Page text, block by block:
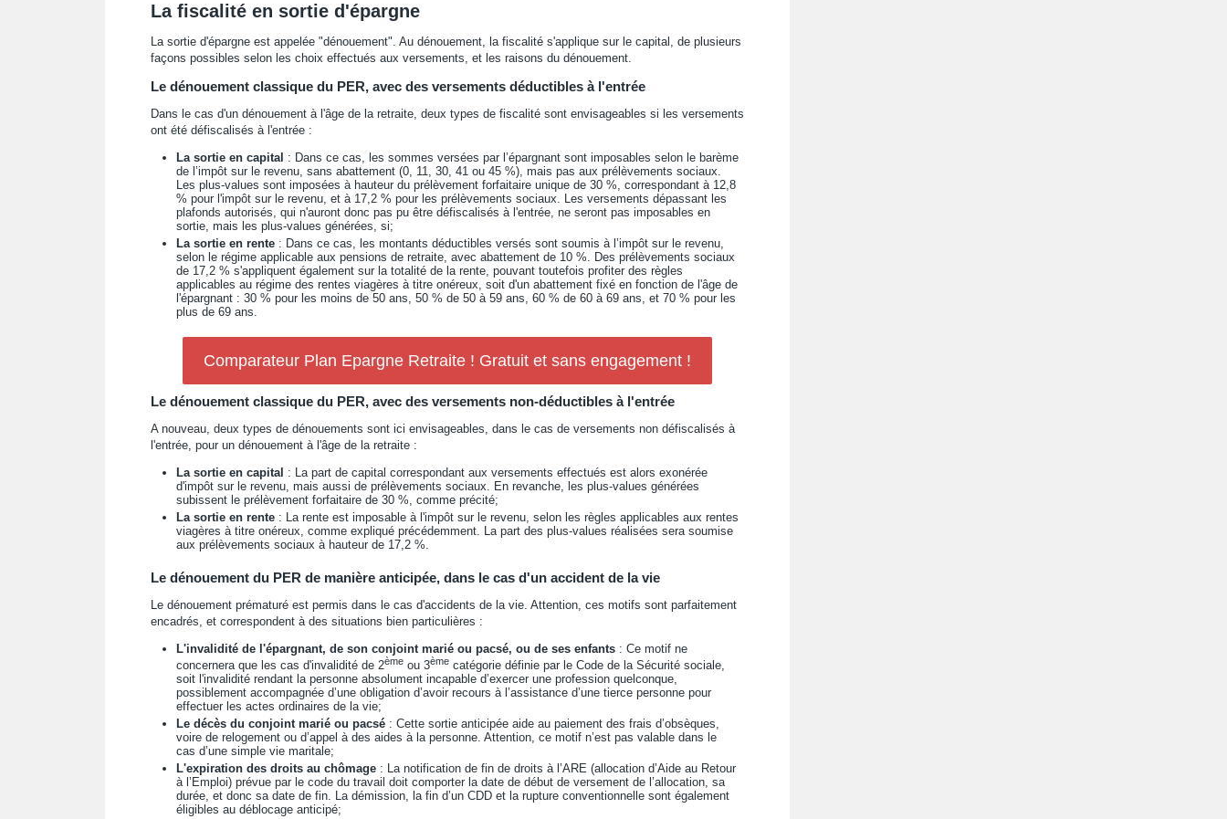
La fiscalité en sortie d'épargne
La sortie d'épargne est appelée "dénouement". Au dénouement, la fiscalité s'applique sur le capital, de plusieurs
façons possibles selon les choix effectués aux versements, et les raisons du dénouement.
Le dénouement classique du PER, avec des versements déductibles à l'entrée
Dans le cas d'un dénouement à l'âge de la retraite, deux types de fiscalité sont envisageables si les versements
ont été défiscalisés à l'entrée :
La sortie en capital : Dans ce cas, les sommes versées par l’épargnant sont imposables selon le barème
de l’impôt sur le revenu, sans abattement (0, 11, 30, 41 ou 45 %), mais pas aux prélèvements sociaux.
Les plus-values sont imposées à hauteur du prélèvement forfaitaire unique de 30 %, correspondant à 12,8
% pour l'impôt sur le revenu, et à 17,2 % pour les prélèvements sociaux. Les versements dépassant les
plafonds autorisés, qui n'auront donc pas pu être défiscalisés à l'entrée, ne seront pas imposables en
sortie, mais les plus-values générées, si;
La sortie en rente: Dans ce cas, les montants déductibles versés sont soumis à l’impôt sur le revenu,
selon le régime applicable aux pensions de retraite, avec abattement de 10 %. Des prélèvements sociaux
de 17,2 % s'appliquent également sur la totalité de la rente, pouvant toutefois profiter des règles
applicables au régime des rentes viagères à titre onéreux, soit d'un abattement fixé en fonction de l'âge de
l'épargnant : 30 % pour les moins de 50 ans, 50 % de 50 à 59 ans, 60 % de 60 à 69 ans, et 70 % pour les
plus de 69 ans.
Comparateur Plan Epargne Retraite ! Gratuit et sans engagement !
Le dénouement classique du PER, avec des versements non-déductibles à l'entrée
A nouveau, deux types de dénouements sont ici envisageables, dans le cas de versements non défiscalisés à
l'entrée, pour un dénouement à l'âge de la retraite :
La sortie en capital : La part de capital correspondant aux versements effectués est alors exonérée
d'impôt sur le revenu, mais aussi de prélèvements sociaux. En revanche, les plus-values générées
subissent le prélèvement forfaitaire de 30 %, comme précité;
La sortie en rente: La rente est imposable à l'impôt sur le revenu, selon les règles applicables aux rentes
viagères à titre onéreux, comme expliqué précédemment. La part des plus-values réalisées sera soumise
aux prélèvements sociaux à hauteur de 17,2 %.
Le dénouement du PER de manière anticipée, dans le cas d'un accident de la vie
Le dénouement prématuré est permis dans le cas d'accidents de la vie. Attention, ces motifs sont parfaitement
encadrés, et correspondent à des situations bien particulières :
L'invalidité de l'épargnant, de son conjoint marié ou pacsé, ou de ses enfants: Ce motif ne
concernera que les cas d'invalidité de 2èmeou 3èmecatégorie définie par le Code de la Sécurité sociale,
soit l'invalidité rendant la personne absolument incapable d’exercer une profession quelconque,
possiblement accompagnée d’une obligation d’avoir recours à l’assistance d’une tierce personne pour
effectuer les actes ordinaires de la vie;
Le décès du conjoint marié ou pacsé: Cette sortie anticipée aide au paiement des frais d’obsèques,
voire de relogement ou d’appel à des aides à la personne. Attention, ce motif n’est pas valable dans le
cas d’une simple vie maritale;
L'expiration des droits au chômage: La notification de fin de droits à l’ARE (allocation d’Aide au Retour
à l’Emploi) prévue par le code du travail doit comporter la date de début de versement de l’allocation, sa
durée, et donc sa date de fin. La démission, la fin d’un CDD et la rupture conventionnelle sont également
éligibles au déblocage anticipé;